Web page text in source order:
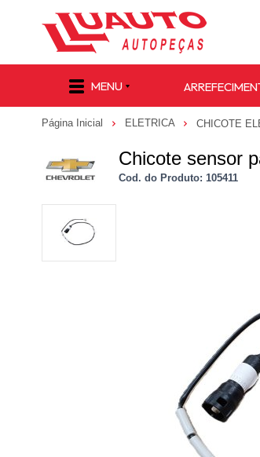
MENU
Página Inicial ELETRICA CHICOTE
Chicote sensor
Cod. do Produto: 105411